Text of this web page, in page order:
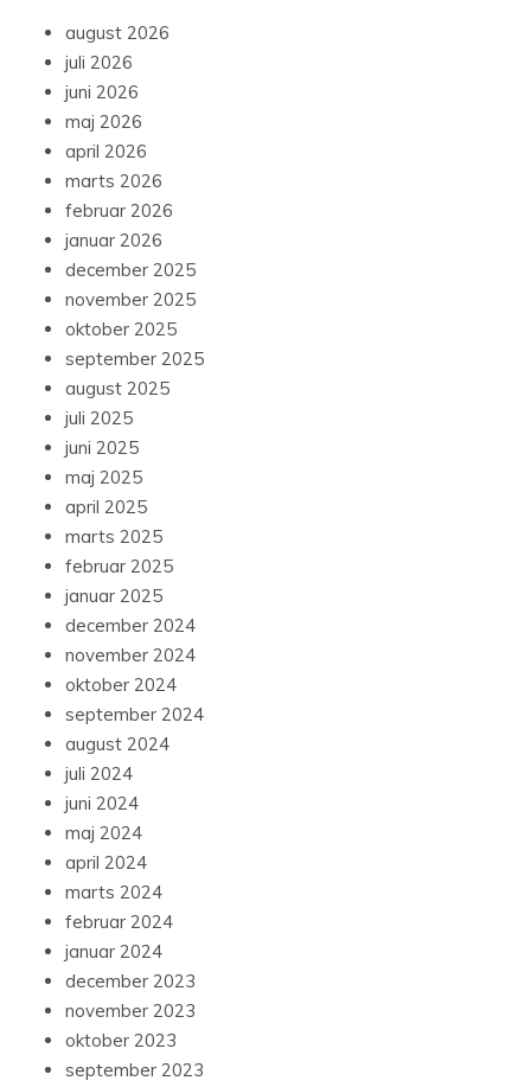
august 2026
juli 2026
juni 2026
maj 2026
april 2026
marts 2026
februar 2026
januar 2026
december 2025
november 2025
oktober 2025
september 2025
august 2025
juli 2025
juni 2025
maj 2025
april 2025
marts 2025
februar 2025
januar 2025
december 2024
november 2024
oktober 2024
september 2024
august 2024
juli 2024
juni 2024
maj 2024
april 2024
marts 2024
februar 2024
januar 2024
december 2023
november 2023
oktober 2023
september 2023